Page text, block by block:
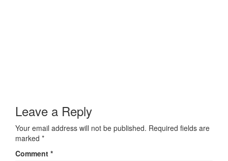
Leave a Reply
Your email address will not be published. Required fields are
marked *
Comment *